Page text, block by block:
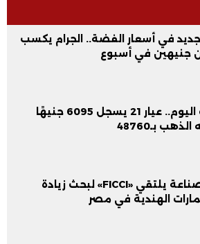
جديد في أسعار الفضة.. الجرام يكسب
جنيهين في أسبوع
الذهب اليوم.. عيار 21 يسجل 6095 جنيهًا
بـ48760
وزير الصناعة يلتقي «FICCI» لبحث زيادة
الهندية في مصر